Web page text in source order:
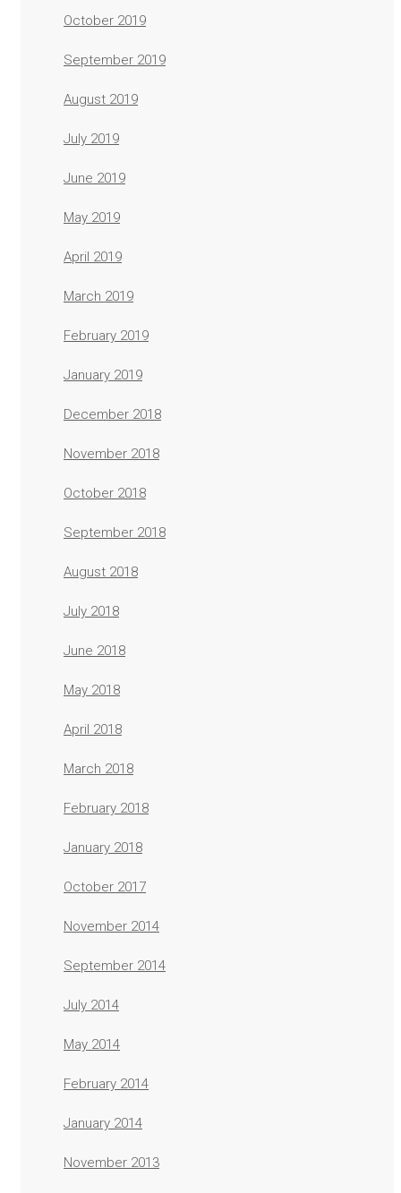
October 2019
September 2019
August 2019
July 2019
June 2019
May 2019
April 2019
March 2019
February 2019
January 2019
December 2018
November 2018
October 2018
September 2018
August 2018
July 2018
June 2018
May 2018
April 2018
March 2018
February 2018
January 2018
October 2017
November 2014
September 2014
July 2014
May 2014
February 2014
January 2014
November 2013